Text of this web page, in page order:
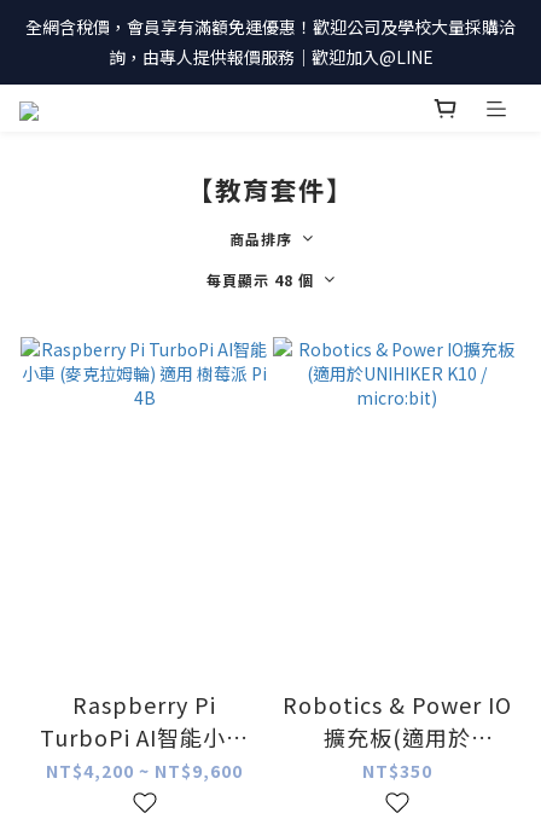
全網含稅價，會員享有滿額免運優惠！歡迎公司及學校大量採購洽
詢，由專人提供報價服務｜歡迎加入@LINE
【教育套件】
商品排序
每頁顯示 48 個
Raspberry Pi
TurboPi AI智能小車
(麥克拉姆輪) 適用 樹
莓派 Pi 4B
NT$4,200 ~ NT$9,600
Robotics & Power IO
擴充板(適用於
UNIHIKER K10 /
micro:bit)
NT$350